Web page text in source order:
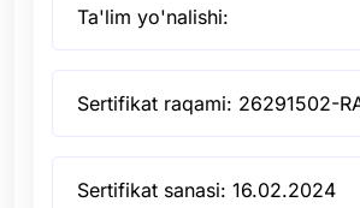
Ta'lim yo'nalishi:
Sertifikat raqami: 26291502-
Sertifikat sanasi: 16.02.2024